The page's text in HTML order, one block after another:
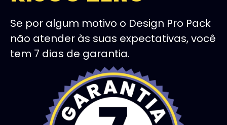
Se por algum motivo o Design Pro Pack
não atender às suas expectativas, você
tem 7 dias de garantia.